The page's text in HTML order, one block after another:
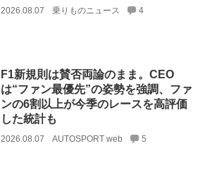
2026.08.07 乗りものニュース 4
F1新規則は賛否両論のまま。CEO
は“ファン最優先”の姿勢を強調、ファ
ンの6割以上が今季のレースを高評価
した統計も
2026.08.07 AUTOSPORT web 5